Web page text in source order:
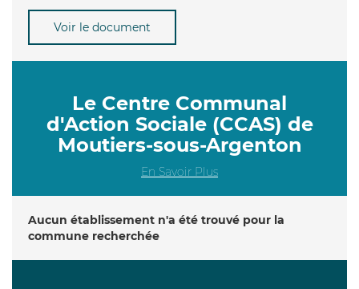
Voir le document
Le Centre Communal
d'Action Sociale (CCAS) de
Moutiers-sous-Argenton
En Savoir Plus
Aucun établissement n'a été trouvé pour la
commune recherchée